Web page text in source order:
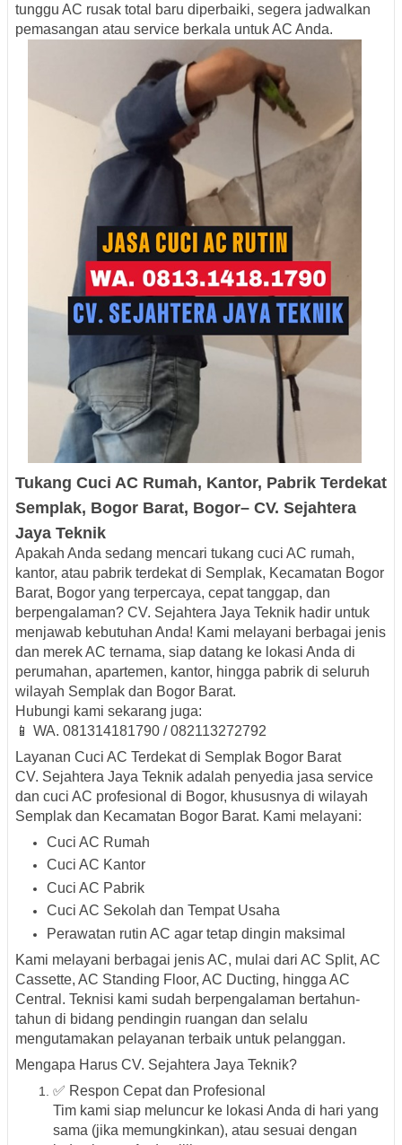
tunggu AC rusak total baru diperbaiki, segera jadwalkan
pemasangan atau service berkala untuk AC Anda.
Tukang Cuci AC Rumah, Kantor, Pabrik Terdekat
Semplak, Bogor Barat, Bogor– CV. Sejahtera
Jaya Teknik
Apakah Anda sedang mencari tukang cuci AC rumah,
kantor, atau pabrik terdekat di Semplak, Kecamatan Bogor
Barat, Bogor yang terpercaya, cepat tanggap, dan
berpengalaman? CV. Sejahtera Jaya Teknik hadir untuk
menjawab kebutuhan Anda! Kami melayani berbagai jenis
dan merek AC ternama, siap datang ke lokasi Anda di
perumahan, apartemen, kantor, hingga pabrik di seluruh
wilayah Semplak dan Bogor Barat.
Hubungi kami sekarang juga:
📱 WA. 081314181790 / 082113272792
Layanan Cuci AC Terdekat di Semplak Bogor Barat
CV. Sejahtera Jaya Teknik adalah penyedia jasa service
dan cuci AC profesional di Bogor, khususnya di wilayah
Semplak dan Kecamatan Bogor Barat. Kami melayani:
Cuci AC Rumah
Cuci AC Kantor
Cuci AC Pabrik
Cuci AC Sekolah dan Tempat Usaha
Perawatan rutin AC agar tetap dingin maksimal
Kami melayani berbagai jenis AC, mulai dari AC Split, AC
Cassette, AC Standing Floor, AC Ducting, hingga AC
Central . Teknisi kami sudah berpengalaman bertahun-
tahun di bidang pendingin ruangan dan selalu
mengutamakan pelayanan terbaik untuk pelanggan.
Mengapa Harus CV. Sejahtera Jaya Teknik?
✅ Respon Cepat dan Profesional
Tim kami siap meluncur ke lokasi Anda di hari yang
sama (jika memungkinkan), atau sesuai dengan